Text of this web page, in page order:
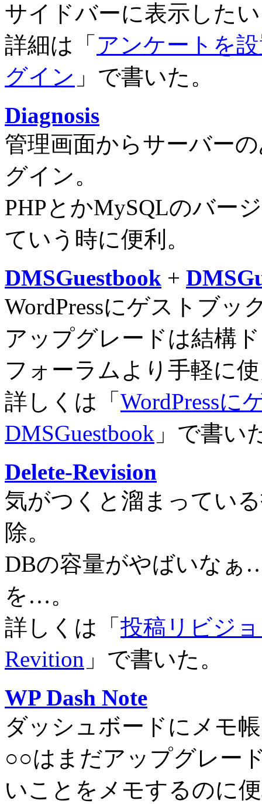
サイドバーに表示した
詳細は「 アンケートを
グイン 」で書いた。
Diagnosis
管理画面からサーバー
グイン。
PHPとかMySQLのバー
ていう時に便利。
DMSGuestbook +
WordPressにゲストブ
アップグレードは結構
フォーラムより手軽に
詳しくは「 WordPressに
DMSGuestbook 」で書い
Delete-Revision
気がつくと溜まってい
除。
DBの容量がやばいなぁ
を…。
詳しくは「 投稿リビジ
Revition 」で書いた。
WP Dash Note
ダッシュボードにメモ
○○はまだアップグレー
いことをメモするのに